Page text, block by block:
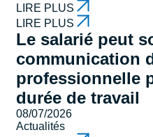
LIRE PLUS
LIRE PLUS
Le salarié peut
communication
professionnelle
durée de travail
08/07/2026
Actualités